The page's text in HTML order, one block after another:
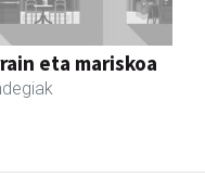
eta mariskoa